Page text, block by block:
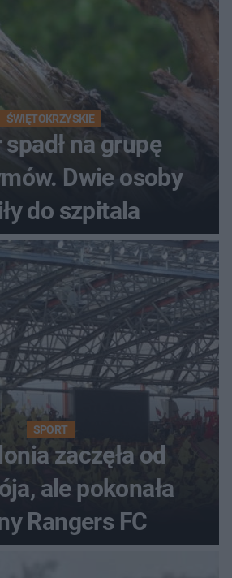
ŚWIĘTOKRZYSKIE
na grupę
Dwie osoby
do szpitala
SPORT
zaczęła od
ale pokonała
Rangers FC